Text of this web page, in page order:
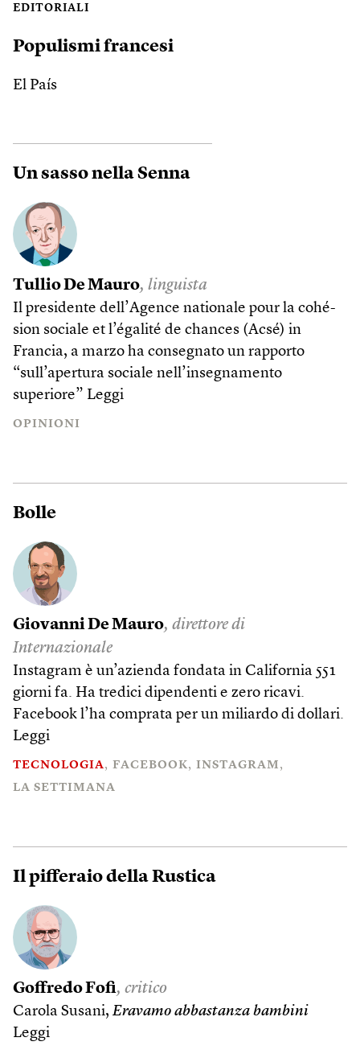
EDITORIALI
Populismi francesi
El País
Un sasso nella Senna
Tullio De Mauro, linguista
Il presidente dell’Agence nationale pour la cohé­
sion sociale et l’égalité de chances (Acsé) in
Francia, a marzo ha consegnato un rapporto
“sull’apertura sociale nell’insegnamento
superiore” Leggi
OPINIONI
Bolle
Giovanni De Mauro, direttore di
Internazionale
Instagram è un’azienda fondata in California 551
giorni fa. Ha tredici dipendenti e zero ricavi.
Facebook l’ha comprata per un miliardo di dollari.
Leggi
TECNOLOGIA FACEBOOK
INSTAGRAM
LA SETTIMANA
Il pifferaio della Rustica
Goffredo Fofi, critico
Carola Susani, Eravamo abbastanza bambini
Leggi